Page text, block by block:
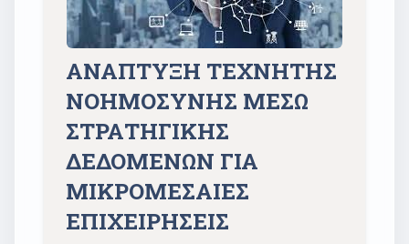
ΑΝΑΠΤΥΞΗ ΤΕΧΝΗΤΗΣ
ΝΟΗΜΟΣΥΝΗΣ ΜΕΣΩ
ΣΤΡΑΤΗΓΙΚΗΣ
ΔΕΔΟΜΕΝΩΝ ΓΙΑ
ΜΙΚΡΟΜΕΣΑΙΕΣ
ΕΠΙΧΕΙΡΗΣΕΙΣ